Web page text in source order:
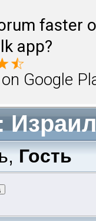
faster
app?
on Google
Гость